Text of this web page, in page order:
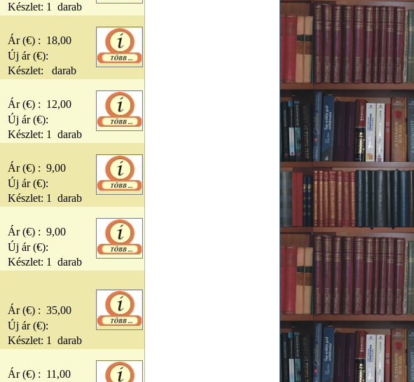
Készlet: 1 darab
Ár (€) : 18,00
Új ár (€):
Készlet: darab
Ár (€) : 12,00
Új ár (€):
Készlet: 1 darab
Ár (€) : 9,00
Új ár (€):
Készlet: 1 darab
Ár (€) : 9,00
Új ár (€):
Készlet: 1 darab
Ár (€) : 35,00
Új ár (€):
Készlet: 1 darab
Ár (€) : 11,00